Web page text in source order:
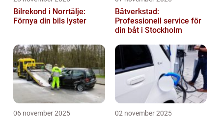
Bilrekond i Norrtälje:
Förnya din bils lyster
Båtverkstad:
Professionell service för
din båt i Stockholm
06 november 2025 02 november 2025